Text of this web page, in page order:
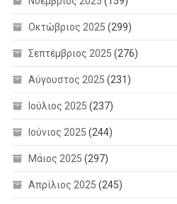
Οκτώβριος 2025 (299)
Σεπτέμβριος 2025 (276)
Αύγουστος 2025 (231)
Ιούλιος 2025 (237)
Ιούνιος 2025 (244)
Μάιος 2025 (297)
Απρίλιος 2025 (245)